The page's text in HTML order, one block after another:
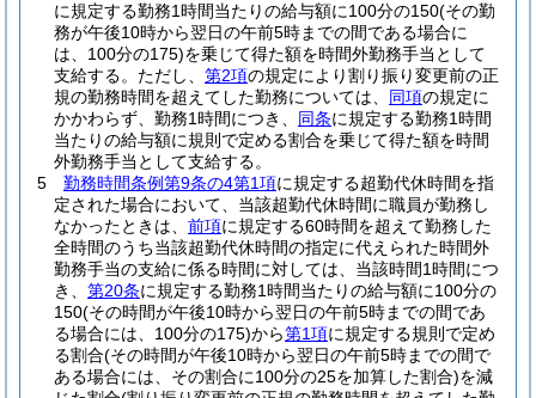
に規定する勤務1時間当たりの給与額に100分の150(その勤
務が午後10時から翌日の午前5時までの間である場合に
は、100分の175)を乗じて得た額を時間外勤務手当として
支給する。 ただし、 第2項の規定により割り振り変更前の正
規の勤務時間を超えてした勤務については、 同項の規定に
かかわらず、勤務1時間につき、 同条に規定する勤務1時間
当たりの給与額に規則で定める割合を乗じて得た額を時間
外勤務手当として支給する。
5
勤務時間条例第9条の4第1項に規定する超勤代休時間を指
定された場合において、当該超勤代休時間に職員が勤務し
なかったときは、 前項に規定する60時間を超えて勤務した
全時間のうち当該超勤代休時間の指定に代えられた時間外
勤務手当の支給に係る時間に対しては、当該時間1時間につ
き、 第20条に規定する勤務1時間当たりの給与額に100分の
150(その時間が午後10時から翌日の午前5時までの間であ
る場合には、100分の175)から第1項に規定する規則で定め
る割合(その時間が午後10時から翌日の午前5時までの間で
ある場合には、その割合に100分の25を加算した割合)を減